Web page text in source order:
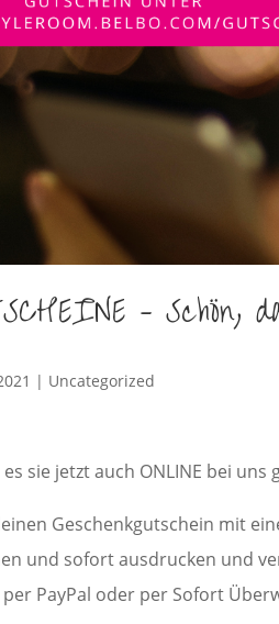
–
| Uncategorized
sie jetzt auch ONLINE bei uns
Geschenkgutschein mit
und sofort ausdrucken und
PayPal oder per Sofort